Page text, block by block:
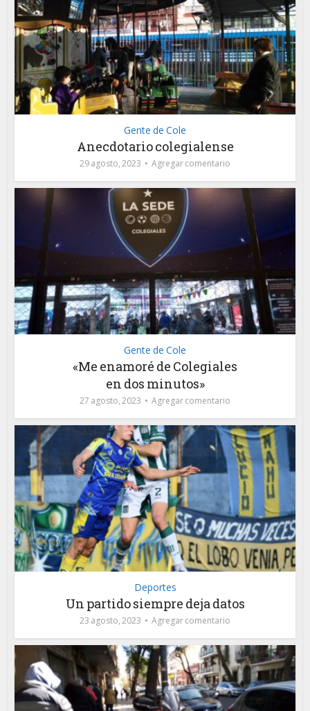
Gente de Cole
Anecdotario colegialense
29 agosto, 2023 Agregar comentario
Gente de Cole
«Me enamoré de Colegiales
en dos minutos»
27 agosto, 2023 Agregar comentario
Deportes
Un partido siempre deja datos
23 agosto, 2023 Agregar comentario